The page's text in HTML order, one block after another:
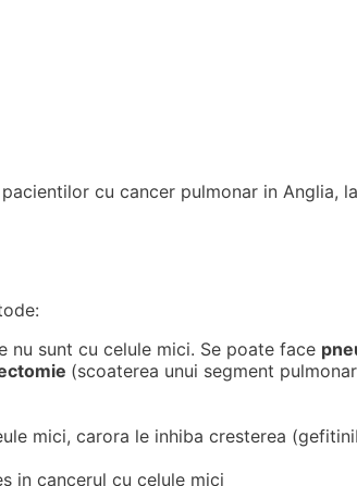
cu cancer pulmonar in Anglia,
nu sunt cu celule mici. Se poate face
(scoaterea unui segment
mici, carora le inhiba cresterea
in cancerul cu celule mici